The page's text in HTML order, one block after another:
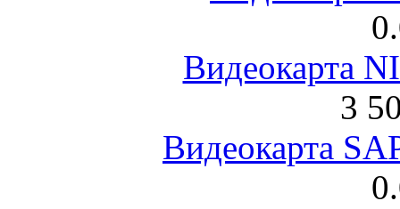
Видеокарта
3
Видеокарта